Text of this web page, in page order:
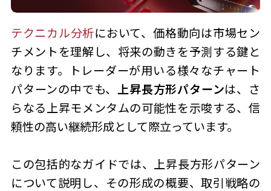
テクニカル分析において、価格動向は市場セン
チメントを理解し、将来の動きを予測する鍵と
なります。トレーダーが用いる様々なチャート
パターンの中でも、上昇長方形パターンは、さ
らなる上昇モメンタムの可能性を示唆する、信
頼性の高い継続形成として際立っています。
この包括的なガイドでは、上昇長方形パターン
について説明し、その形成の概要、取引戦略の